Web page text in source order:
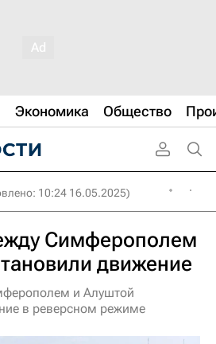
Экономика Общество
10:24 16.05.2025)
Симферополем
движение
и Алуштой
в реверсном режиме